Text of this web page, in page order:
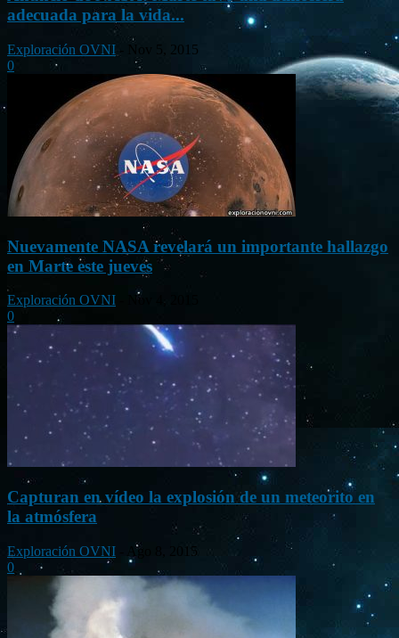
adecuada para la vida...
Exploración OVNI
Nov 5, 2015
0
Nuevamente NASA revelará un importante hallazgo
en Marte este jueves
Exploración OVNI
Nov 4, 2015
0
Capturan en vídeo la explosión de un meteorito en
la atmósfera
Exploración OVNI
Ago 8, 2015
0